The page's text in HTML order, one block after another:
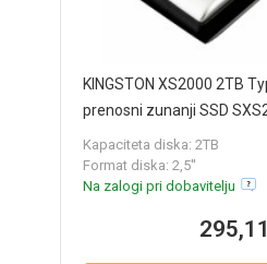
KINGSTON XS2000 2TB
prenosni zunanji SSD
Kapaciteta diska: 2TB
Format diska: 2,5''
Na zalogi pri dobavitelju